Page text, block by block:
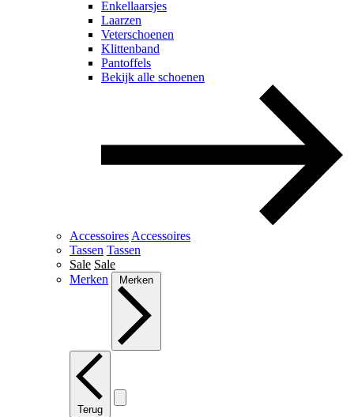
Enkellaarsjes
Laarzen
Veterschoenen
Klittenband
Pantoffels
Bekijk alle schoenen
Accessoires Accessoires
Tassen Tassen
Sale Sale
Merken
Merken
Terug